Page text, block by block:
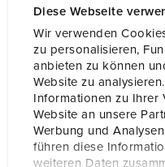
Diese Webseite
Wir verwenden
zu personalisieren,
anbieten zu können
Website zu
Informationen zu Ihrer
Website an unsere
Werbung und
führen diese
weiteren Daten